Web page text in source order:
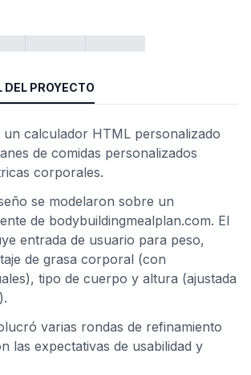
DEL PROYECTO
calculador HTML personalizado
de comidas personalizados
corporales.
se modelaron sobre un
de bodybuildingmealplan.com. El
entrada de usuario para peso,
de grasa corporal (con
tipo de cuerpo y altura (ajustada
varias rondas de refinamiento
las expectativas de usabilidad y